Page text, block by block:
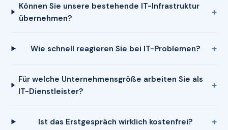
Können Sie unsere bestehende IT-Infrastruktur
übernehmen?
Wie schnell reagieren Sie bei IT-Problemen?
Für welche Unternehmensgröße arbeiten Sie als
IT-Dienstleister?
Ist das Erstgespräch wirklich kostenfrei?